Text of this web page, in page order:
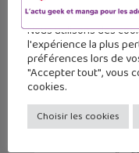
Nous utilisons des
l'expérience la plus
préférences lors de
"Accepter tout", vous
cookies.
Choisir les cookies